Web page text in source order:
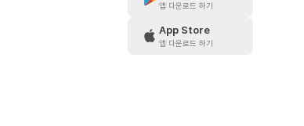
앱 다운로드 하기
App Store
앱 다운로드 하기